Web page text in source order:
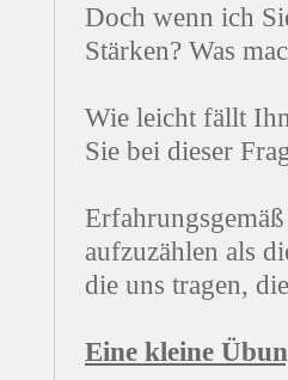
Doch wenn ich
Stärken? Was
Wie leicht fällt
Sie bei dieser
aufzuzählen als
die uns tragen,
Eine kleine